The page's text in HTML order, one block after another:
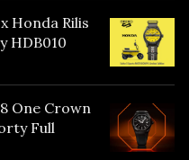
Honda Rilis
HDB010
One Crown
Full